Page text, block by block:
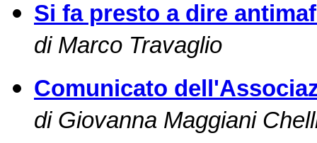
Si fa presto a dire
di Marco Travaglio
Comunicato
di Giovanna Maggiani